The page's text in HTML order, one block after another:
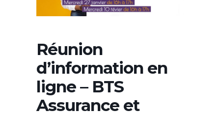
Réunion
d’information en
ligne – BTS
Assurance et